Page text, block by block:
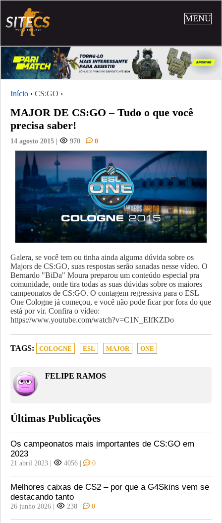
MENU
Início › CS:GO ›
MAJOR DE CS:GO – Tudo o que você
precisa saber!
14 agosto 2015 | 970 | 0
Galera, se você tem ou tinha ainda alguma dúvida sobre os
Majors de CS:GO, suas respostas serão sanadas nesse vídeo. O
Bernardo "BiDa" Moura preparou um conteúdo especial pra
comunidade, onde tira todas as suas dúvidas sobre os maiores
campeonatos de CS:GO. O contagem regressiva para o ESL
One Cologne já começou, e você não pode ficar por fora do que
está por vir. Confira o vídeo:
https://www.youtube.com/watch?v=C1N_EIfKZDo
TAGS: COLOGNE ESL MAJOR ONE
FELIPE RAMOS
Últimas Publicações
Os campeonatos mais importantes de CS:GO em
2023
21 abril 2023 | 4056 | 0
Melhores caixas de CS2 – por que a G4Skins vem se
destacando tanto
26 junho 2026 | 238 | 0